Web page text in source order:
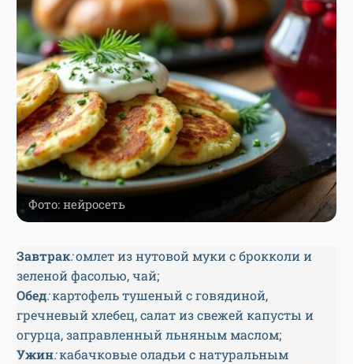
Фото: нейросеть
Завтрак:омлет из нутовой муки с брокколи и
зеленой фасолью, чай;
Обед:картофель тушеный с говядиной,
гречневый хлебец, салат из свежей капусты и
огурца, заправленный льняным маслом;
Ужин:кабачковые оладьи с натуральным